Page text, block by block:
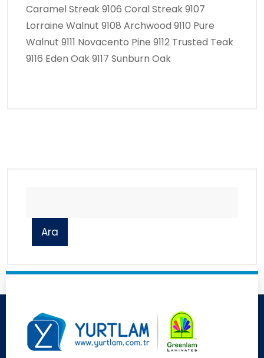
Caramel Streak 9106 Coral Streak 9107
Lorraine Walnut 9108 Archwood 9110 Pure
Walnut 9111 Novacento Pine 9112 Trusted Teak
9116 Eden Oak 9117 Sunburn Oak
Ara